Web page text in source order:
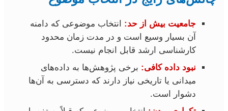
جامعیت بیش از حد: انتخاب موضوعی که دامنه
آن بسیار وسیع است و در مدت زمان محدود
کارشناسی ارشد قابل انجام نیست.
نبود داده کافی: برخی پژوهش‌ها به داده‌های
میدانی یا تاریخی نیاز دارند که دسترسی به آن‌ها
دشوار است.